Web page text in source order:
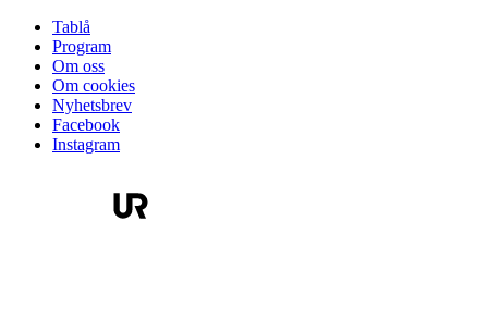
Tablå
Program
Om oss
Om cookies
Nyhetsbrev
Facebook
Instagram